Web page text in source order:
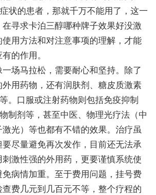
状的患者，那就千万不能用了，这一
寻求卡泊三醇哪种牌子效果好没激
用方法和对注意事项的理解，才能
的作用。
场马拉松，需要耐心和坚持。除了
用药物，还有润肤剂、糖皮质激素
。口服或注射药物则包括免疫抑制
制剂等，甚至中医、物理光疗法（中
光）等也都有不错的效果。治疗虽
尽量避免再次发作，目前还无法承
激性强的外用药，更要谨慎系统使
免病情加重。至于费用问题，挂号费
查费几元到几百元不等，整个疗程的